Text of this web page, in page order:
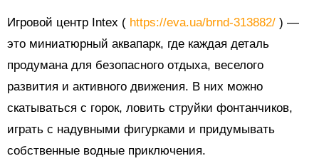
Игровой центр Intex ( https://eva.ua/brnd-313882/ ) —
это миниатюрный аквапарк, где каждая деталь
продумана для безопасного отдыха, веселого
развития и активного движения. В них можно
скатываться с горок, ловить струйки фонтанчиков,
играть с надувными фигурками и придумывать
собственные водные приключения.